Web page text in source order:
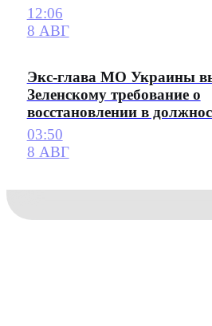
12:06
8 АВГ
Экс-глава МО Украины
Зеленскому требование о
восстановлении в
03:50
8 АВГ